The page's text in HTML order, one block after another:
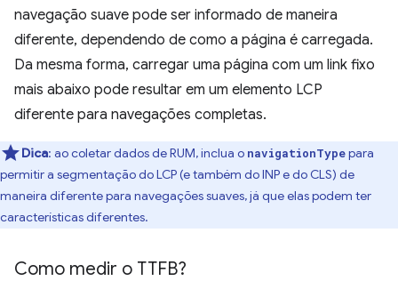
navegação suave pode ser informado de maneira
diferente, dependendo de como a página é carregada.
Da mesma forma, carregar uma página com um link fixo
mais abaixo pode resultar em um elemento LCP
diferente para navegações completas.
Dica: ao coletar dados de RUM, inclua o navigationTypepara
permitir a segmentação do LCP (e também do INP e do CLS) de
maneira diferente para navegações suaves, já que elas podem ter
características diferentes.
Como medir o TTFB?